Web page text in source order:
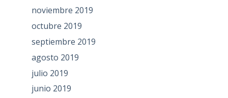
noviembre 2019
octubre 2019
septiembre 2019
agosto 2019
julio 2019
junio 2019